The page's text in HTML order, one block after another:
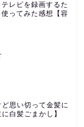
テレビを録画するた
ってみた感想【容
思い切って金髪に
白髪ごまかし】